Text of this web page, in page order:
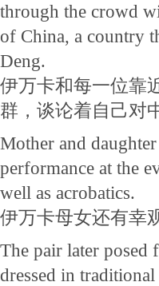
through the crowd
of China, a country
Deng.
伊万卡和每一位靠
群，谈论着自己对
Mother and
performance at the
well as acrobatics.
伊万卡母女还有幸
The pair later posed
dressed in